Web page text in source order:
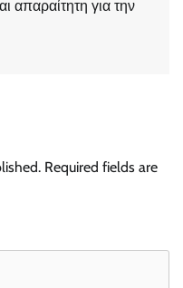
απαραίτητη για την
Required fields are